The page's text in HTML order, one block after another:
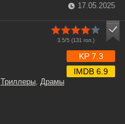
17.05.2025
3.5/5 (131гол.)
Триллеры, Драмы
KP 7.3
IMDB 6.9